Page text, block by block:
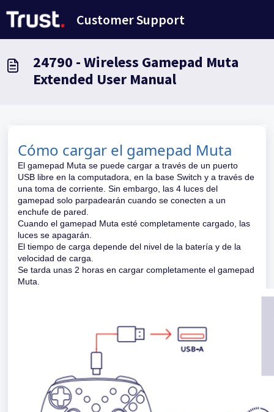
Customer Support
24790 - Wireless Gamepad Muta
Extended User Manual
Cómo cargar el gamepad Muta
El gamepad Muta se puede cargar a través de un puerto
USB libre en la computadora, en la base Switch y a través de
una toma de corriente. Sin embargo, las 4 luces del
gamepad solo parpadearán cuando se conecten a un
enchufe de pared.
Cuando el gamepad Muta esté completamente cargado, las
luces se apagarán.
El tiempo de carga depende del nivel de la batería y de la
velocidad de carga.
Se tarda unas 2 horas en cargar completamente el gamepad
Muta.